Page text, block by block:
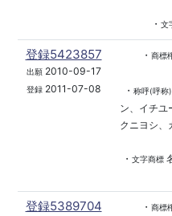
・ 文
登録5423857
出願2010-09-17
登録2011-07-08
・ 商標
・ 称呼(呼称
ン、イチユ
クニヨシ、
・ 文字商標
登録5389704 ・ 商標